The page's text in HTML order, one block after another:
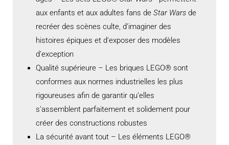
aux enfants et aux adultes fans de Star Wars de
recréer des scènes culte, d’imaginer des
histoires épiques et d’exposer des modèles
d’exception
Qualité supérieure – Les briques LEGO® sont
conformes aux normes industrielles les plus
rigoureuses afin de garantir qu’elles
s’assemblent parfaitement et solidement pour
créer des constructions robustes
La sécurité avant tout – Les éléments LEGO®